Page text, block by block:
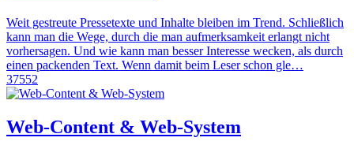
Weit gestreute Pressetexte und Inhalte bleiben im Trend. Schließlich
kann man die Wege, durch die man aufmerksamkeit erlangt nicht
vorhersagen. Und wie kann man besser Interesse wecken, als durch
einen packenden Text. Wenn damit beim Leser schon gle…
37552
Web-Content & Web-System